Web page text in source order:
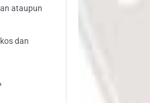
ataupun
dan